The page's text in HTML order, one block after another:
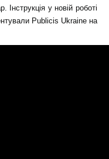
Інструкція у новій роботі
Publicis Ukraine на